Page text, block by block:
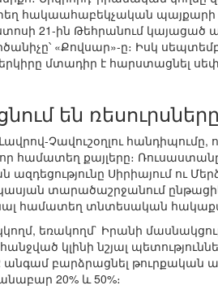
հակաահաբեկչական պայքարի
21-ին Թեհրանում
«Քովսար»-ը։ Իսկ
մտադիր է հարստացնել
են ռեսուրսները
Չավուշօղլու
քայլերը։
Սիրիայում ու
տարածաշրջանում
համատեղ տնտեսական
եռակողմ` Իրանի
կլինի նշյալ
բարձրացնել թուրքական
20% և 50%։